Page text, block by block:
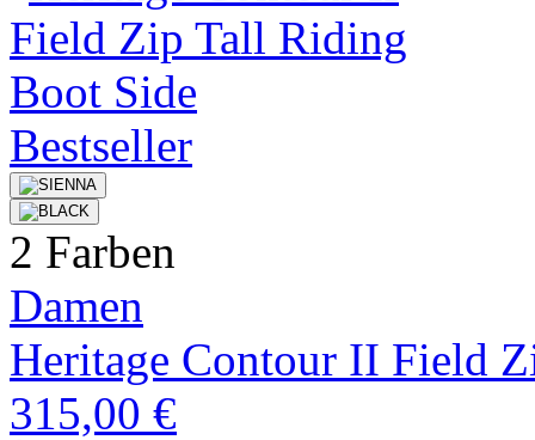
Bestseller
2 Farben
Damen
Heritage Contour II Field
315,00 €